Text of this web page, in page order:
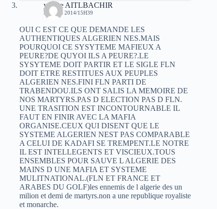
yacine AITLBACHIR
3 MARS 2014/15H39
OUI C EST CE QUE DEMANDE LES
AUTHENTIQUES ALGERIEN NES.MAIS
POURQUOI CE SYSYTEME MAFIEUX A
PEURE?DE QUYOI ILS A PEURE?.LE
SYSYTEME DOIT PARTIR ET LE SIGLE FLN
DOIT ETRE RESTITUES AUX PEUPLES
ALGERIEN NES.FINI FLN PARTI DE
TRABENDOU.ILS ONT SALIS LA MEMOIRE DE
NOS MARTYRS.PAS D ELECTION PAS D FLN.
UNE TRASITION EST INCONTOURNABLE IL
FAUT EN FINIR AVEC LA MAFIA
ORGANISE.CEUX QUI DISENT QUE LE
SYSTEME ALGERIEN NEST PAS COMPARABLE
A CELUI DE KADAFI SE TREMPENT.LE NOTRE
IL EST INTELLEGENTS ET VISCIEUX.TOUS
ENSEMBLES POUR SAUVE L ALGERIE DES
MAINS D UNE MAFIA ET SYSTEME
MULITNATIONAL.(FLN ET FRANCE ET
ARABES DU GOLF)les ennemis de l algerie des un
milion et demi de martyrs.non a une republique royaliste
et monarche.